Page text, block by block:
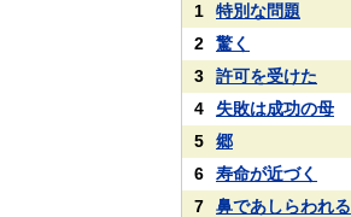
1
特別な問題
2
驚く
3
許可を受けた
4
失敗は成功の母
5
郷
6
寿命が近づく
7
鼻であしらわれる